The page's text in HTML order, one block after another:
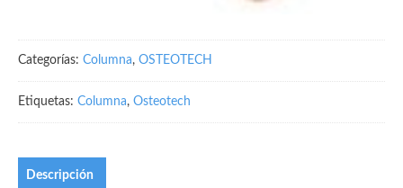
Categorías: Columna, OSTEOTECH
Etiquetas: Columna, Osteotech
Descripción